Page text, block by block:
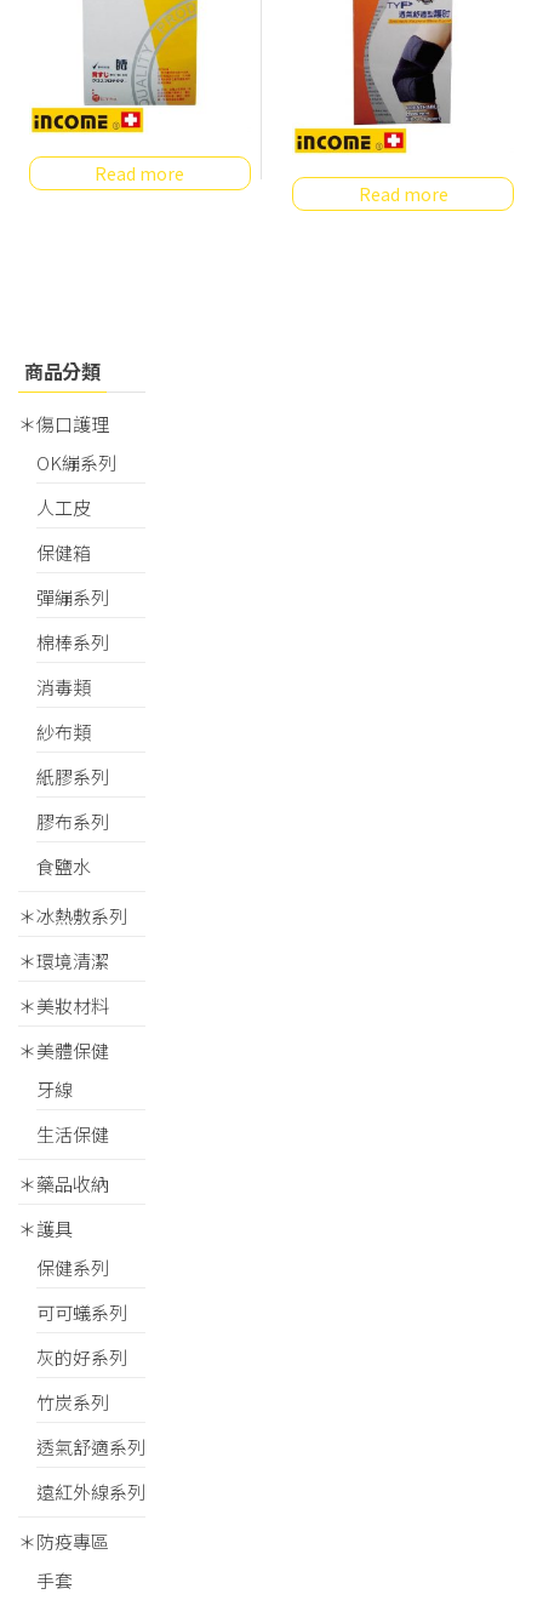
Read more
Read more
商品分類
＊傷口護理
OK繃系列
人工皮
保健箱
彈繃系列
棉棒系列
消毒類
紗布類
紙膠系列
膠布系列
食鹽水
＊冰熱敷系列
＊環境清潔
＊美妝材料
＊美體保健
牙線
生活保健
＊藥品收納
＊護具
保健系列
可可蟻系列
灰的好系列
竹炭系列
透氣舒適系列
遠紅外線系列
＊防疫專區
手套